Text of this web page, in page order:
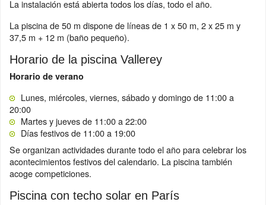
La instalación está abierta todos los días, todo el año.
La piscina de 50 m dispone de líneas de 1 x 50 m, 2 x 25 m y
37,5 m + 12 m (baño pequeño).
Horario de la piscina Vallerey
Horario de verano
Lunes, miércoles, viernes, sábado y domingo de 11:00 a
20:00
Martes y jueves de 11:00 a 22:00
Días festivos de 11:00 a 19:00
Se organizan actividades durante todo el año para celebrar los
acontecimientos festivos del calendario. La piscina también
acoge competiciones.
Piscina con techo solar en París